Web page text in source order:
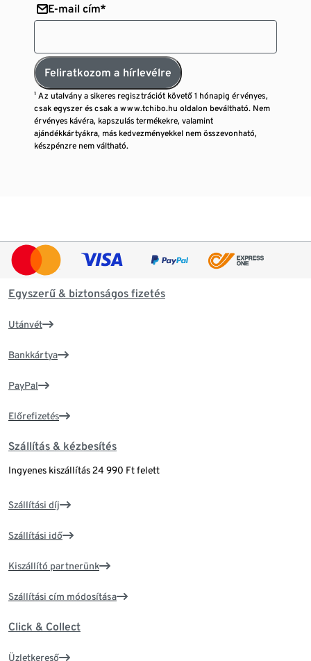
E-mail cím*
Feliratkozom a hírlevélre
¹ Az utalvány a sikeres regisztrációt követő 1 hónapig érvényes,
csak egyszer és csak a www.tchibo.hu oldalon beváltható. Nem
érvényes kávéra, kapszulás termékekre, valamint
ajándékkártyákra, más kedvezményekkel nem összevonható,
készpénzre nem váltható.
Egyszerű & biztonságos fizetés
Utánvét
Bankkártya
PayPal
Előrefizetés
Szállítás & kézbesítés
Ingyenes kiszállítás 24 990 Ft felett
Szállítási díj
Szállítási idő
Kiszállító partnerünk
Szállítási cím módosítása
Click & Collect
Üzletkereső